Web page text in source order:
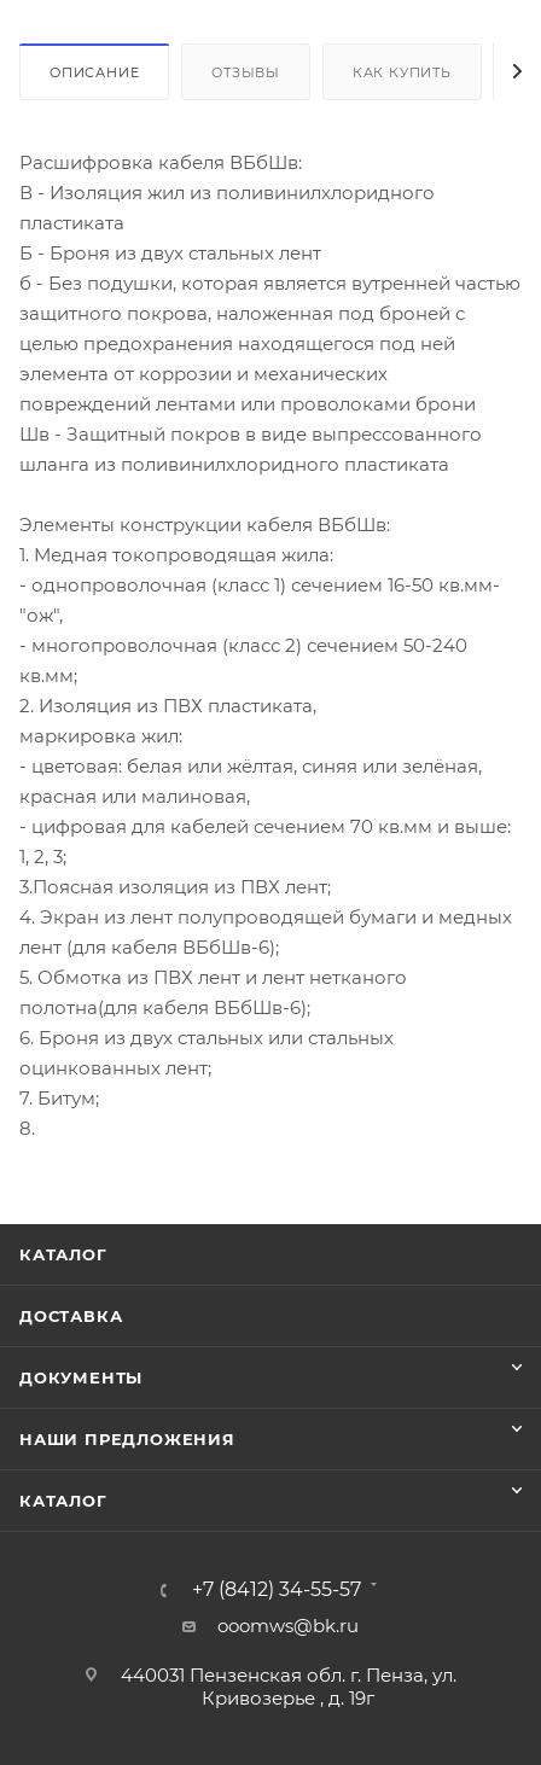
ОПИСАНИЕ ОТЗЫВЫ КАК КУПИТЬ
Расшифровка кабеля ВБбШв:
В - Изоляция жил из поливинилхлоридного
пластиката
Б - Броня из двух стальных лент
б - Без подушки, которая является вутренней частью
защитного покрова, наложенная под броней с
целью предохранения находящегося под ней
элемента от коррозии и механических
повреждений лентами или проволоками брони
Шв - Защитный покров в виде выпрессованного
шланга из поливинилхлоридного пластиката
Элементы конструкции кабеля ВБбШв:
1. Медная токопроводящая жила:
- однопроволочная (класс 1) сечением 16-50 кв.мм-
"ож",
- многопроволочная (класс 2) сечением 50-240
кв.мм;
2. Изоляция из ПВХ пластиката,
маркировка жил:
- цветовая: белая или жёлтая, синяя или зелёная,
красная или малиновая,
- цифровая для кабелей сечением 70 кв.мм и выше:
1, 2, 3;
3.Поясная изоляция из ПВХ лент;
4. Экран из лент полупроводящей бумаги и медных
лент (для кабеля ВБбШв-6);
5. Обмотка из ПВХ лент и лент нетканого
полотна(для кабеля ВБбШв-6);
6. Броня из двух стальных или стальных
оцинкованных лент;
7. Битум;
8.
КАТАЛОГ
ДОСТАВКА
ДОКУМЕНТЫ
НАШИ ПРЕДЛОЖЕНИЯ
КАТАЛОГ
+7 (8412) 34-55-57
ooomws@bk.ru
440031 Пензенская обл. г. Пенза, ул.
Кривозерье , д. 19г